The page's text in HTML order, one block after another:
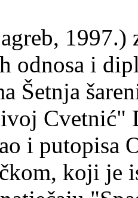
odnosa i
Šetnja
Cvetnić"
i putopisa
koji je